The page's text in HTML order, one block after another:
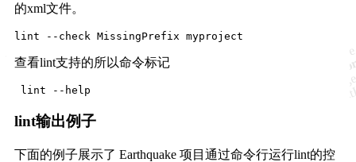
的xml文件。
查看lint支持的所以命令标记
lint输出例子
下面的例子展示了 Earthquake 项目通过命令行运行lint的控